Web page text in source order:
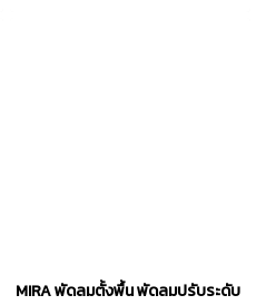
คละสี
MIRA พัดลมตั้งพื้น พัดลมปรับระดับ รุ่